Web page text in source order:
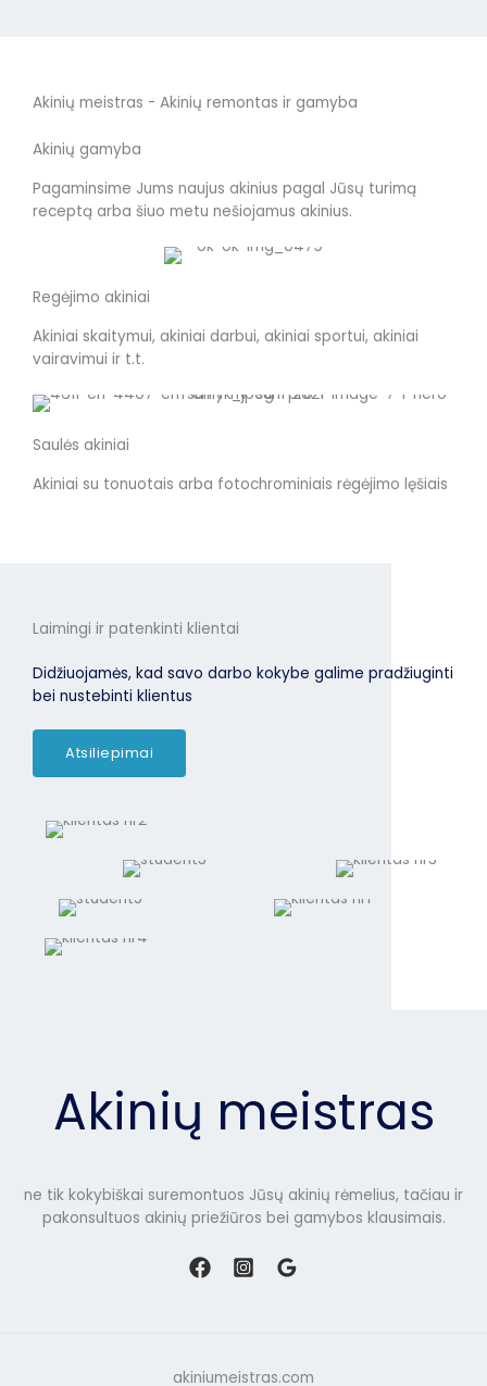
Akinių meistras - Akinių remontas ir gamyba
Akinių gamyba
Pagaminsime Jums naujus akinius pagal Jūsų turimą
receptą arba šiuo metu nešiojamus akinius.
Regėjimo akiniai
Akiniai skaitymui, akiniai darbui, akiniai sportui, akiniai
vairavimui ir t.t.
Saulės akiniai
Akiniai su tonuotais arba fotochrominiais rėgėjimo lęšiais
Laimingi ir patenkinti klientai
Didžiuojamės, kad savo darbo kokybe galime pradžiuginti
bei nustebinti klientus
Atsiliepimai
Akinių meistras
ne tik kokybiškai suremontuos Jūsų akinių rėmelius, tačiau ir
pakonsultuos akinių priežiūros bei gamybos klausimais.
akiniumeistras.com